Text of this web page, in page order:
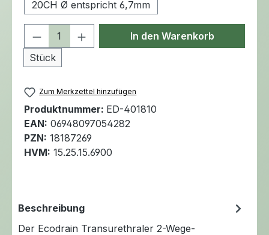
20CH Ø entspricht 6,7mm
Produkt Anzahl: Gib den
Stück
In den Warenkorb
Zum Merkzettel hinzufügen
Produktnummer: ED-401810
EAN: 06948097054282
PZN: 18187269
HVM: 15.25.15.6900
Beschreibung
Der Ecodrain Transurethraler 2-Wege-